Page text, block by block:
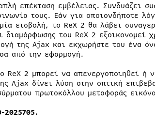
επέκταση εμβέλειας. Συνδυάζει
τους. Εάν για οποιονδήποτε
εισβολή, το ReX 2 θα λάβει
διαμόρφωσης του ReX 2
της Ajax και εκχωρήστε του ένα
από την εφαρμογή.
ReX 2 μπορεί να απενεργοποιηθεί ή
Ajax δίνει λύση στην οπτική
πρωτοκόλλου μεταφοράς
2025705.